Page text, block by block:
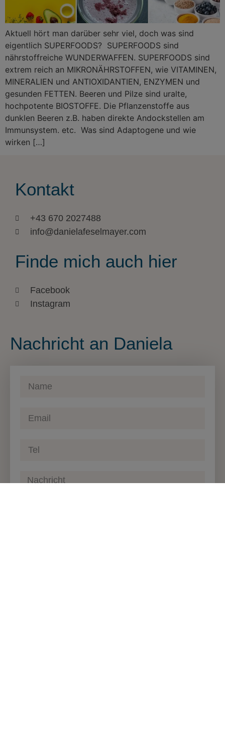
Aktuell hört man darüber sehr viel, doch was sind
eigentlich SUPERFOODS? SUPERFOODS sind
nährstoffreiche WUNDERWAFFEN. SUPERFOODS sind
extrem reich an MIKRONÄHRSTOFFEN, wie VITAMINEN,
MINERALIEN und ANTIOXIDANTIEN, ENZYMEN und
gesunden FETTEN. Beeren und Pilze sind uralte,
hochpotente BIOSTOFFE. Die Pflanzenstoffe aus
dunklen Beeren z.B. haben direkte Andockstellen am
Immunsystem. etc. Was sind Adaptogene und wie
wirken […]
Kontakt
+43 670 2027488
info@danielafeselmayer.com
Finde mich auch hier
Facebook
Instagram
Nachricht an Daniela